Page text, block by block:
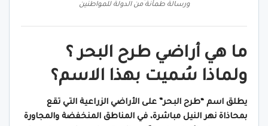
ورسالة طمأنة من الدولة للمواطنين
ما هي أراضي طرح البحر ؟
ولماذا سُميت بهذا الاسم؟
يطلق اسم “طرح البحر” على الأراضي الزراعية التي تقع
بمحاذاة نهر النيل مباشرة، في المناطق المنخفضة والمجاورة